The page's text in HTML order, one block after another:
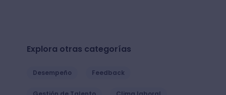
Explora otras categorías
Desempeño Feedback